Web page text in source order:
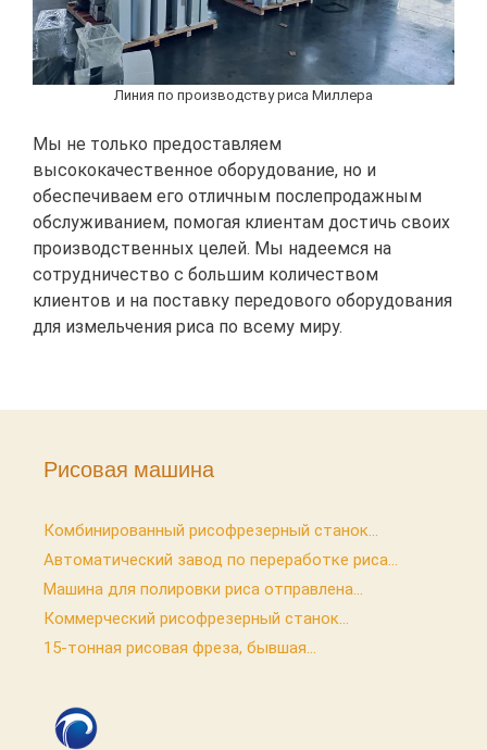
Линия по производству риса Миллера
Мы не только предоставляем
высококачественное оборудование, но и
обеспечиваем его отличным послепродажным
обслуживанием, помогая клиентам достичь своих
производственных целей. Мы надеемся на
сотрудничество с большим количеством
клиентов и на поставку передового оборудования
для измельчения риса по всему миру.
Рисовая машина
Комбинированный рисофрезерный станок...
Автоматический завод по переработке риса...
Машина для полировки риса отправлена...
Коммерческий рисофрезерный станок...
15-тонная рисовая фреза, бывшая...